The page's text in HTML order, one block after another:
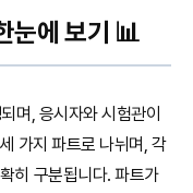
눈에 보기 📊
며, 응시자와 시험관이
가지 파트로 나뉘며, 각
히 구분됩니다. 파트가